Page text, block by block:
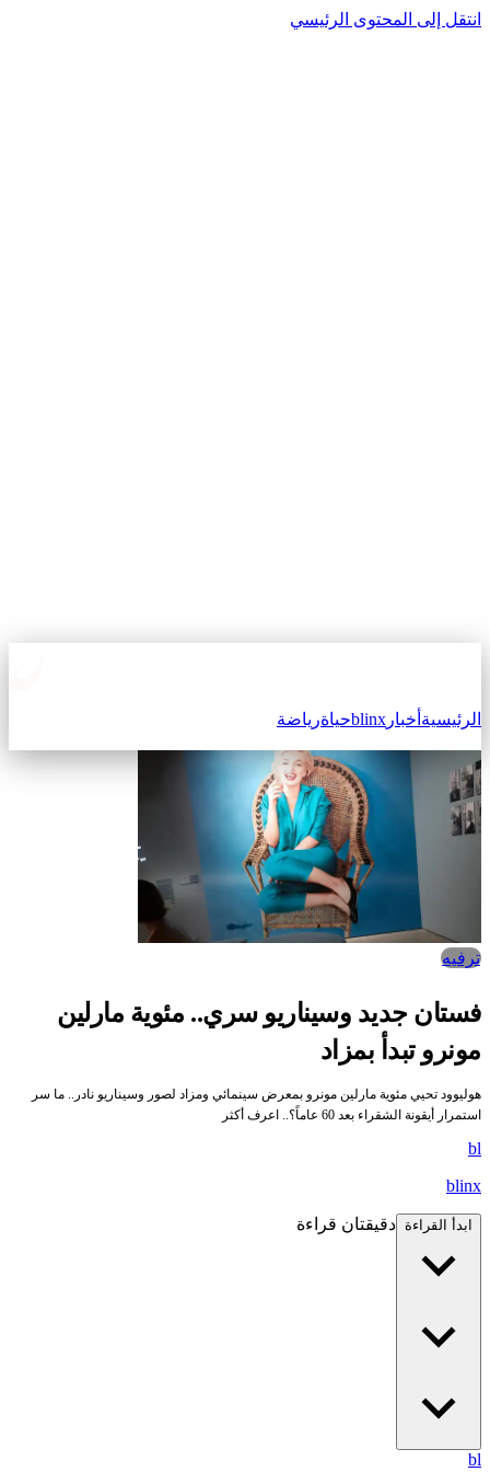
انتقل إلى المحتوى الرئيسي
الرئيسيةأخبارblinxحياةرياضة
ترفيه‎
فستان جديد وسيناريو سري.. مئوية مارلين
مونرو تبدأ بمزاد
هوليوود تحيي مئوية مارلين مونرو بمعرض سينمائي ومزاد لصور وسيناريو نادر.. ما سر
استمرار أيقونة الشقراء بعد 60 عاماً؟.. اعرف أكثر
bl
blinx
ابدأ القراءة دقيقتان قراءة
bl